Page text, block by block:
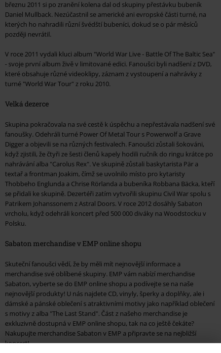
březnu 2011 si po zranění kolena dal od skupiny přestávku bubeník
Daniel Mullback. Nezúčastnil se americké ani evropské části turné, na
kterých ho nahradili různí švédští bubeníci, dokud se o pár měsíců
později nevrátil.
V roce 2011 vydali kluci album "World War Live - Battle Of The Baltic Sea"
- svoje první album živě v limitované edici. Fanoušci byli nadšení z DVD,
které obsahuje různé videoklipy, záznam z vystoupení a nahrávky z
turné "World War Tour" z roku 2010.
Velká dezerce
Skupina pokračovala na své cestě k úspěchu a nepřestávala nadšení své
fanoušky. Odehráli turné Power Of Metal Tour s Powerwolf a Grave
Digger a objevili se na různých festivalech. Fanoušci zůstali šokováni,
když zjistili, že čtyři ze šesti členů kapely hodili ručník do ringu krátce po
nahrávání alba "Carolus Rex". Ve skupině zůstali baskytarista Pär a
textař a frontman Joakim, čímž se uvolnilo místo pro kytaristy
Thobbeho Englunda a Chrise Rörlanda a bubeníka Robbana Bäcka, kteří
se přidali ke skupině. Dezertéři zatím vytvořili skupinu Civil War spolu s
Patrikem Johanssonem z Astral Doors. V roce 2012 dosáhly Sabaton
vrcholu, když odehráli koncert před 500 000 diváky na Woodstocku v
Polsku.
Sabaton merchandise v EMP online shopu
Skuteční fanoušci vědí, že by měli mít nejnovější informace a
merchandise své oblíbené skupiny. EMP vám nabízí merchandise
Sabaton, vyberte se do EMP online shopu a podívejte se na naše
nejnovější produkty! U nás najdete CD, vinyly, šperky a doplňky, ale i
dámské a pánské oblečení s atraktivními motivy jako například oblečení
s motivy z alba "The Last Stand". Část z našeho merchandise je
exkluzivně dostupná v EMP online shopu, tak na co ještě čekáte?
Nakupujte merchandise Sabaton v EMP a připravte se na nejbližší
koncert!